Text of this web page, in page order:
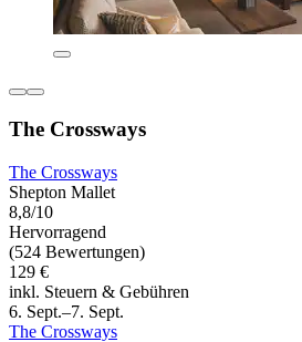
The Crossways
The Crossways
Shepton Mallet
8,8/10
Hervorragend
(524 Bewertungen)
129 €
inkl. Steuern & Gebühren
6. Sept.–7. Sept.
The Crossways